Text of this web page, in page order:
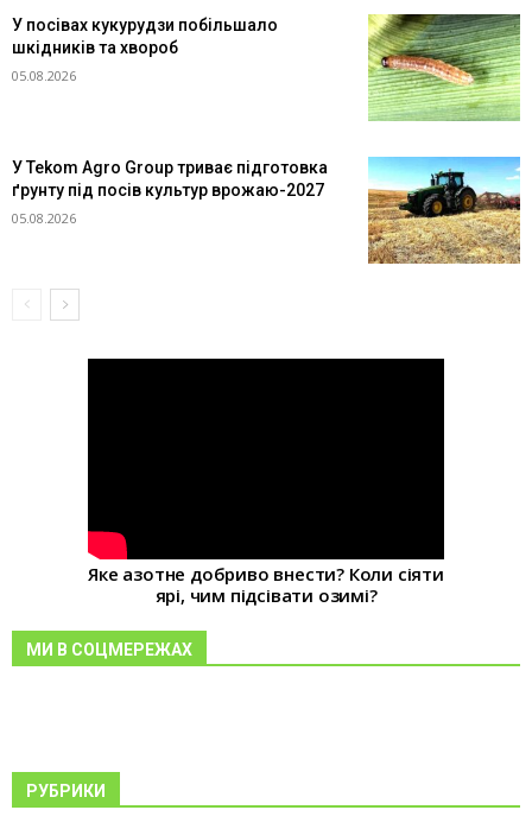
У посівах кукурудзи побільшало
шкідників та хвороб
05.08.2026
У Tekom Agro Group триває підготовка
ґрунту під посів культур врожаю-2027
05.08.2026
Яке азотне добриво внести? Коли сіяти
ярі, чим підсівати озимі?
МИ В СОЦМЕРЕЖАХ
РУБРИКИ